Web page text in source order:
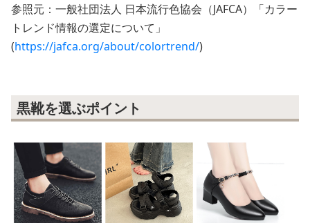
参照元：一般社団法人 日本流行色協会（JAFCA）「カラー
トレンド情報の選定について」
(https://jafca.org/about/colortrend/)
黒靴を選ぶポイント